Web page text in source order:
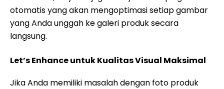
otomatis yang akan mengoptimasi setiap gambar
yang Anda unggah ke galeri produk secara
langsung.
Let’s Enhance untuk Kualitas Visual Maksimal
Jika Anda memiliki masalah dengan foto produk